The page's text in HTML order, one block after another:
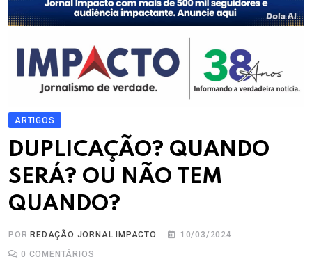
ARTIGOS
DUPLICAÇÃO? QUANDO
SERÁ? OU NÃO TEM
QUANDO?
POR REDAÇÃO JORNAL IMPACTO
10/03/2024
0 COMENTÁRIOS